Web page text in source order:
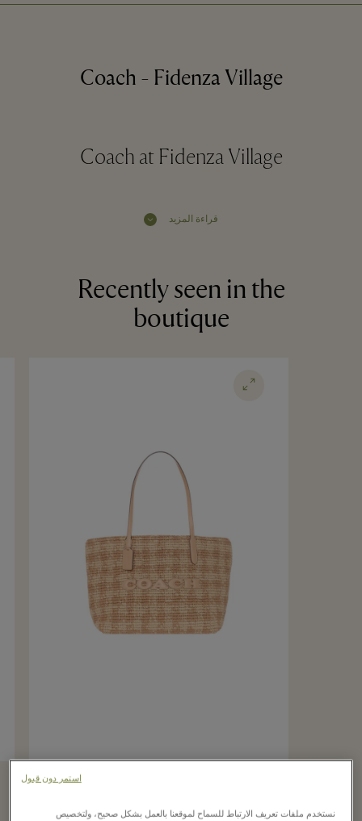
Coach - Fidenza Village
Coach at Fidenza Village
قراءة المزيد
Recently seen in the
boutique
نستخدم ملفات تعريف الارتباط للسماح لموقعنا بالعمل بشكل صحيح، ولتخصيص
استمر دون قبول